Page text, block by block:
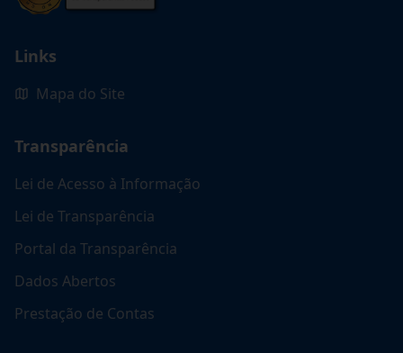
Links
Mapa do Site
Transparência
Lei de Acesso à Informação
Lei de Transparência
Portal da Transparência
Dados Abertos
Prestação de Contas